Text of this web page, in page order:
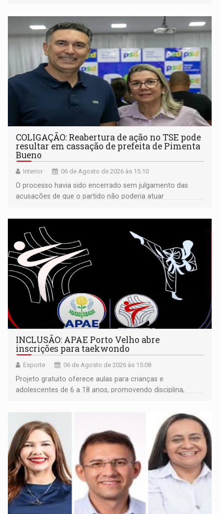
COLIGAÇÃO: Reabertura de ação no TSE pode
resultar em cassação de prefeita de Pimenta
Bueno
Interior 06 de Agosto de 2026 às 15:10
O processo havia sido encerrado sem julgamento das
acusações de que o partido não poderia atuar
INCLUSÃO: APAE Porto Velho abre
inscrições para taekwondo
Esporte 06 de Agosto de 2026 às 15:08
Projeto gratuito oferece aulas para crianças e
adolescentes de 6 a 18 anos, promovendo disciplina,